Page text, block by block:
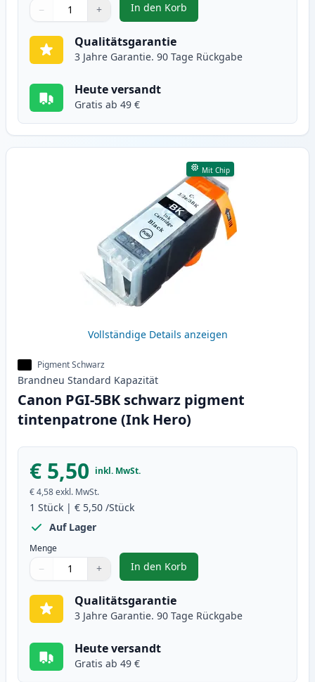
Verwenden Sie die Tasten, um anzupassen
− +
1
In den Korb
, 4 stück Canon CLI-8
Qualitätsgarantie
3 Jahre Garantie. 90 Tage Rückgabe
Heute versandt
Gratis ab 49 €
Mit Chip
Vollständige Details anzeigen
Pigment Schwarz
Brandneu Standard Kapazität
Canon PGI-5BK schwarz pigment
tintenpatrone (Ink Hero)
€ 5,50 inkl. MwSt.
€ 4,58exkl. MwSt.
1 Stück | € 5,50 /Stück
Auf Lager
Menge
Verwenden Sie die Tasten, um anzupassen
− +
1
In den Korb
, Canon PGI-5BK schwarz
Qualitätsgarantie
3 Jahre Garantie. 90 Tage Rückgabe
Heute versandt
Gratis ab 49 €